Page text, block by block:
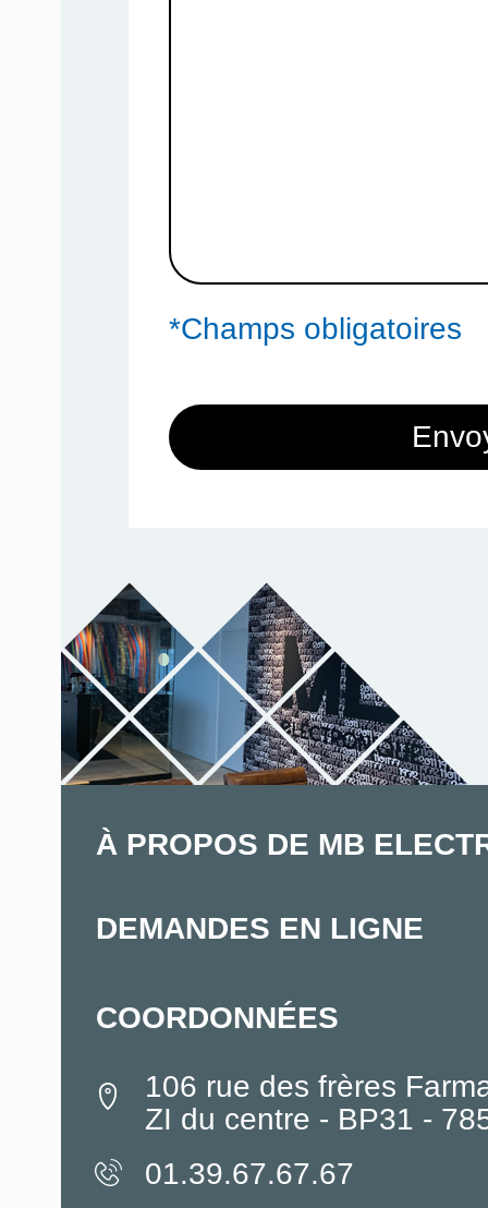
*Champs obligatoires
À PROPOS DE MB
DEMANDES EN LIGNE
COORDONNÉES
106 rue des frères
ZI du centre - BP31 -
01.39.67.67.67